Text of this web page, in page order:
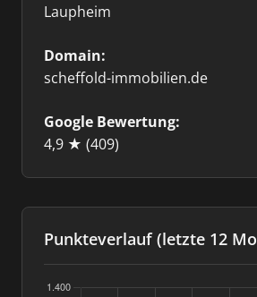
Laupheim
Domain:
scheffold-immobilien.de
Google Bewertung:
4,9 ★ (409)
Punkteverlauf (letzte 12